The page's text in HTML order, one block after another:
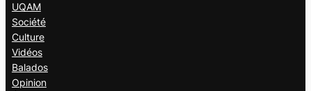
UQAM
Société
Culture
Vidéos
Balados
Opinion